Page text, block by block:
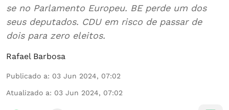
se no Parlamento Europeu. BE perde um dos
seus deputados. CDU em risco de passar de
dois para zero eleitos.
Rafael Barbosa
Publicado a: 03 Jun 2024, 07:02
Atualizado a: 03 Jun 2024, 07:02